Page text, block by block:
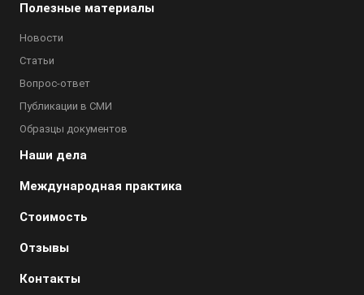
Полезные материалы
Новости
Статьи
Вопрос-ответ
Публикации в СМИ
Образцы документов
Наши дела
Международная практика
Стоимость
Отзывы
Контакты